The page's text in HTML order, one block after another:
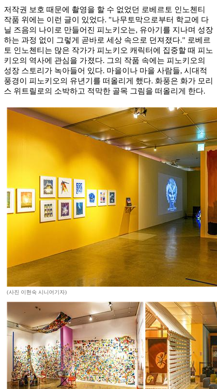
저작권 보호 때문에 촬영을 할 수 없었던 로베르토 인노첸티
작품 위에는 이런 글이 있었다. "나무토막으로부터 학교에 다
닐 즈음의 나이로 만들어진 피노키오는, 유아기를 지나며 성장
하는 과정 없이 그렇게 곧바로 세상 속으로 던져졌다." 로베르
토 인노첸티는 많은 작가가 피노키오 캐릭터에 집중할 때 피노
키오의 역사에 관심을 가졌다. 그의 작품 속에는 피노키오의
성장 스토리가 녹아들어 있다. 마을이나 마을 사람들, 시대적
풍경이 피노키오의 유년기를 떠올리게 했다. 화풍은 화가 모리
스 위트릴로의 소박하고 적막한 골목 그림을 떠올리게 한다.
(사진 이현숙 시니어기자)